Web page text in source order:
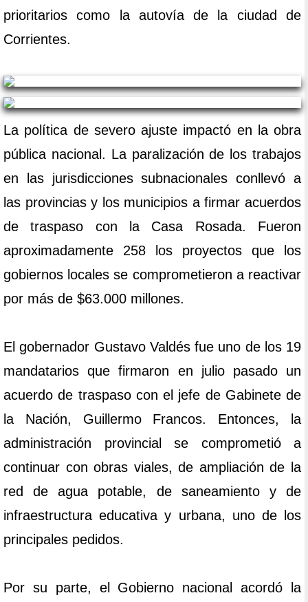
prioritarios como la autovía de la ciudad de
Corrientes.
La política de severo ajuste impactó en la obra
pública nacional. La paralización de los trabajos
en las jurisdicciones subnacionales conllevó a
las provincias y los municipios a firmar acuerdos
de traspaso con la Casa Rosada. Fueron
aproximadamente 258 los proyectos que los
gobiernos locales se comprometieron a reactivar
por más de $63.000 millones.
El gobernador Gustavo Valdés fue uno de los 19
mandatarios que firmaron en julio pasado un
acuerdo de traspaso con el jefe de Gabinete de
la Nación, Guillermo Francos. Entonces, la
administración provincial se comprometió a
continuar con obras viales, de ampliación de la
red de agua potable, de saneamiento y de
infraestructura educativa y urbana, uno de los
principales pedidos.
Por su parte, el Gobierno nacional acordó la